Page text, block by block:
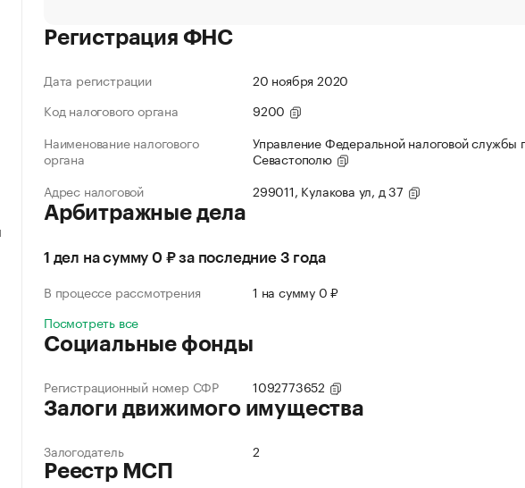
Регистрация ФНС
Дата регистрации
20 ноября 2020
Код налогового органа
9200
Наименование налогового
органа
Управление Федеральной налоговой службы
Севастополю
Адрес налоговой
299011, Кулакова ул, д 37
Арбитражные дела
1 дел на сумму 0 ₽ за последние 3 года
В процессе рассмотрения
1 на сумму 0 ₽
Посмотреть все
Социальные фонды
Регистрационный номер СФР 1092773652
Залоги движимого имущества
Залогодатель 2
Реестр МСП